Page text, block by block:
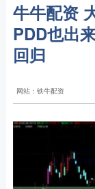
牛牛配资
PDD也出
回归
网站：铁牛配资